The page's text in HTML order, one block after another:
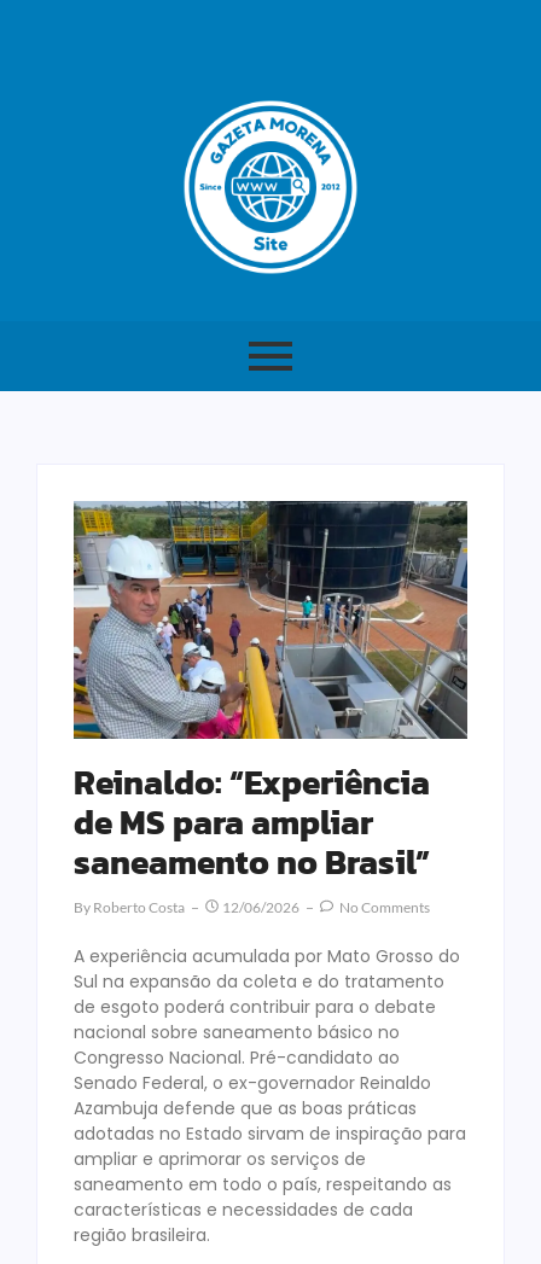
Reinaldo: “Experiência
de MS para ampliar
saneamento no Brasil”
By Roberto Costa 12/06/2026 No Comments
A experiência acumulada por Mato Grosso do
Sul na expansão da coleta e do tratamento
de esgoto poderá contribuir para o debate
nacional sobre saneamento básico no
Congresso Nacional. Pré-candidato ao
Senado Federal, o ex-governador Reinaldo
Azambuja defende que as boas práticas
adotadas no Estado sirvam de inspiração para
ampliar e aprimorar os serviços de
saneamento em todo o país, respeitando as
características e necessidades de cada
região brasileira.